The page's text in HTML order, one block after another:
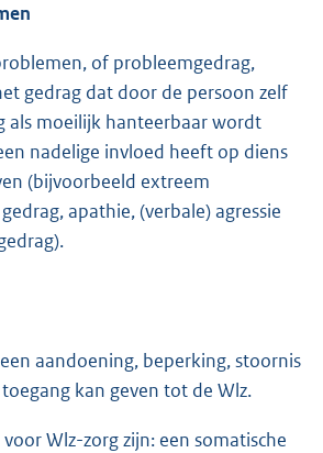
of probleemgedrag,
gedrag dat door de persoon zelf
als moeilijk hanteerbaar wordt
nadelige invloed heeft op diens
(bijvoorbeeld extreem
apathie, (verbale) agressie
aandoening, beperking, stoornis
kan geven tot de Wlz.
Wlz-zorg zijn: een somatische